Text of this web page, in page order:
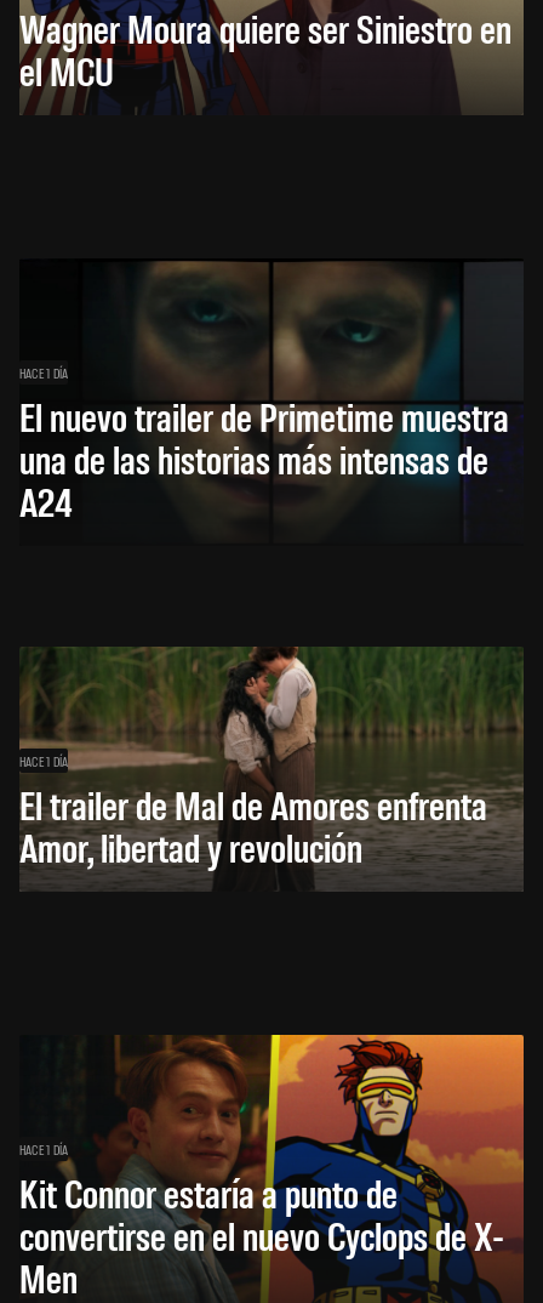
Wagner Moura quiere ser Siniestro en
el MCU
HACE 1 DÍA
El nuevo trailer de Primetime muestra
una de las historias más intensas de
A24
HACE 1 DÍA
El trailer de Mal de Amores enfrenta
Amor, libertad y revolución
HACE 1 DÍA
Kit Connor estaría a punto de
convertirse en el nuevo Cyclops de X-
Men